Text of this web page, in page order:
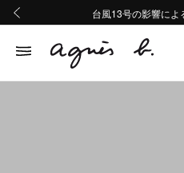
熊本地域地震の影響に
Summer Sale
台風13号の影響によ
熊本地域地震の影響に
Summer Sale